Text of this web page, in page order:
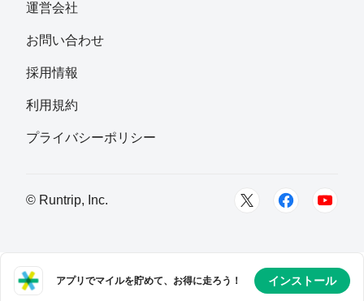
運営会社
お問い合わせ
採用情報
利用規約
プライバシーポリシー
© Runtrip, Inc.
アプリでマイルを貯めて、お得に走ろう！ インストール